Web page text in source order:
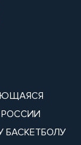
БАСКЕТБОЛУ